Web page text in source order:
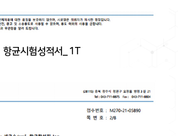
항균시험성적서_ 1T